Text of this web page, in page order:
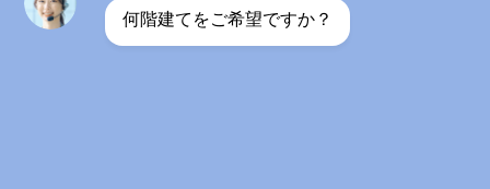
何階建てをご希望ですか？